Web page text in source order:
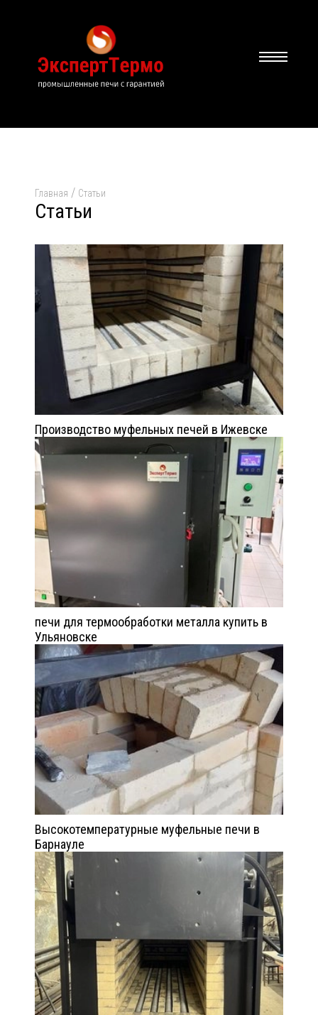
Главная / Статьи
Статьи
Производство муфельных печей в Ижевске
печи для термообработки металла купить в
Ульяновске
Высокотемпературные муфельные печи в
Барнауле